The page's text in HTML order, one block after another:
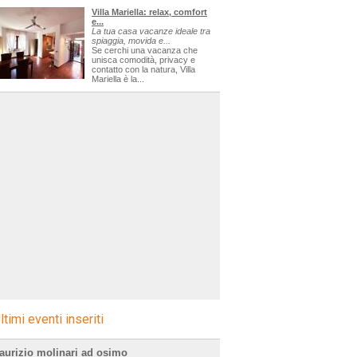
Villa Mariella: relax, comfort
e...
La tua casa vacanze ideale tra
spiaggia, movida e...
Se cerchi una vacanza che
unisca comodità, privacy e
contatto con la natura, Villa
Mariella è la...
eventi inseriti
molinari ad osimo